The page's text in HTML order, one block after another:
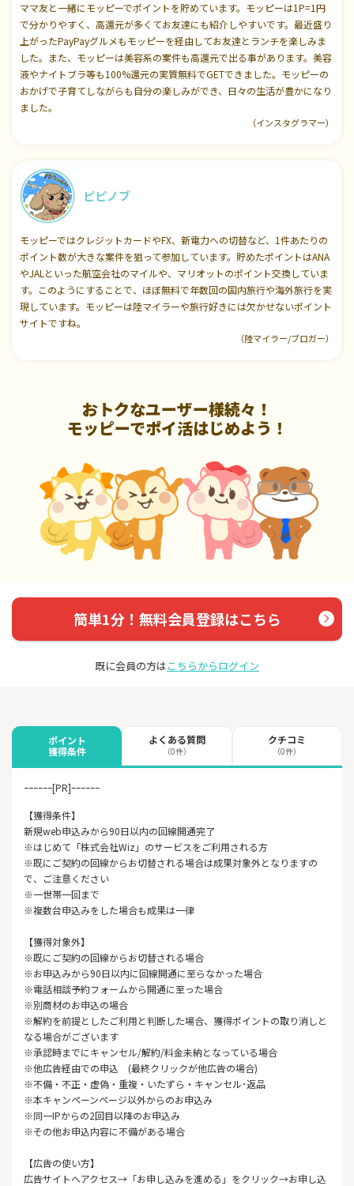
ママ友と一緒にモッピーでポイントを貯めています。モッピーは1P=1円
で分かりやすく、高還元が多くてお友達にも紹介しやすいです。最近盛り
上がったPayPayグルメもモッピーを経由してお友達とランチを楽しみま
した。また、モッピーは美容系の案件も高還元で出る事があります。美容
液やナイトブラ等も100%還元の実質無料でGETできました。モッピーの
おかげで子育てしながらも自分の楽しみができ、日々の生活が豊かになり
ました。
（インスタグラマー）
ピピノブ
モッピーではクレジットカードやFX、新電力への切替など、1件あたりの
ポイント数が大きな案件を狙って参加しています。貯めたポイントはANA
やJALといった航空会社のマイルや、マリオットのポイント交換していま
す。このようにすることで、ほぼ無料で年数回の国内旅行や海外旅行を実
現しています。モッピーは陸マイラーや旅行好きには欠かせないポイント
サイトですね。
（陸マイラー/ブロガー）
おトクなユーザー様続々！
モッピーでポイ活はじめよう！
簡単1分！無料会員登録はこちら
既に会員の方はこちらからログイン
ポイント
獲得条件
よくある質問
（0件）
クチコミ
（0件）
ｰｰｰｰｰｰ[PR]ｰｰｰｰｰｰ
【獲得条件】
新規web申込みから90日以内の回線開通完了
※はじめて「株式会社Wiz」のサービスをご利用される方
※既にご契約の回線からお切替される場合は成果対象外となりますの
で、ご注意ください
※一世帯一回まで
※複数台申込みをした場合も成果は一律
【獲得対象外】
※既にご契約の回線からお切替される場合
※お申込みから90日以内に回線開通に至らなかった場合
※電話相談予約フォームから開通に至った場合
※別商材のお申込の場合
※解約を前提としたご利用と判断した場合、獲得ポイントの取り消しと
なる場合がございます
※承認時までにキャンセル/解約/料金未納となっている場合
※他広告経由での申込 (最終クリックが他広告の場合)
※不備・不正・虚偽・重複・いたずら・キャンセル･返品
※本キャンペーンページ以外からのお申込み
※同一IPからの2回目以降のお申込み
※その他お申込内容に不備がある場合
【広告の使い方】
広告サイトへアクセス→「お申し込みを進める」をクリック→お申し込